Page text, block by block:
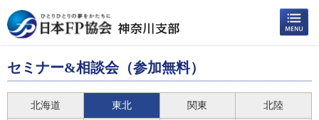
セミナー&相談会（参加無料）
北海道 東北 関東 北陸